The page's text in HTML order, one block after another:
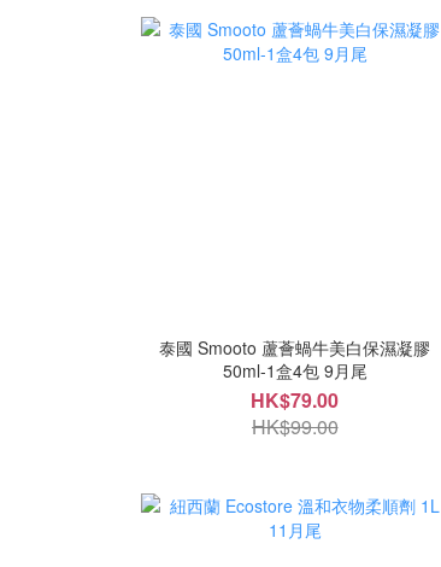
泰國 Smooto 蘆薈蝸牛美白保濕凝膠
50ml-1盒4包 9月尾
HK$79.00
HK$99.00